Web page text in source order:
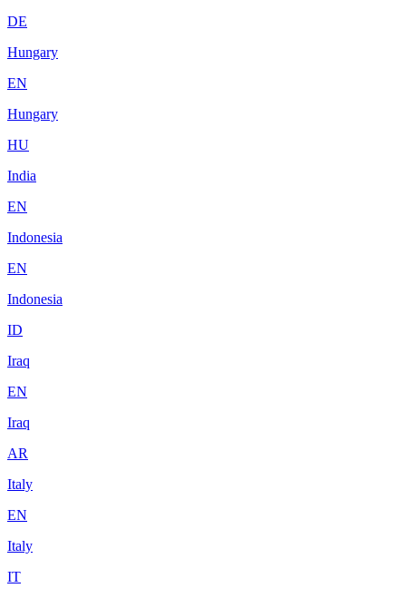
DE
Hungary
EN
Hungary
HU
India
EN
Indonesia
EN
Indonesia
ID
Iraq
EN
Iraq
AR
Italy
EN
Italy
IT